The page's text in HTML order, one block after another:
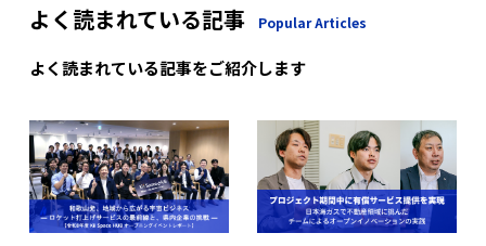
よく読まれている記事 Popular Articles
よく読まれている記事をご紹介します